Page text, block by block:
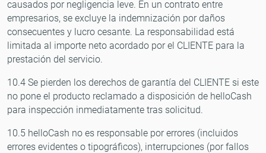
causados por negligencia leve. En un contrato entre
empresarios, se excluye la indemnización por daños
consecuentes y lucro cesante. La responsabilidad está
limitada al importe neto acordado por el CLIENTE para la
prestación del servicio.
10.4 Se pierden los derechos de garantía del CLIENTE si este
no pone el producto reclamado a disposición de helloCash
para inspección inmediatamente tras solicitud.
10.5 helloCash no es responsable por errores (incluidos
errores evidentes o tipográficos), interrupciones (por fallos